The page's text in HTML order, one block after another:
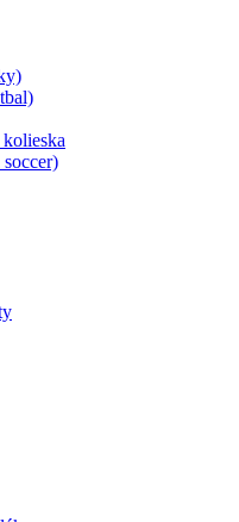
kolieska